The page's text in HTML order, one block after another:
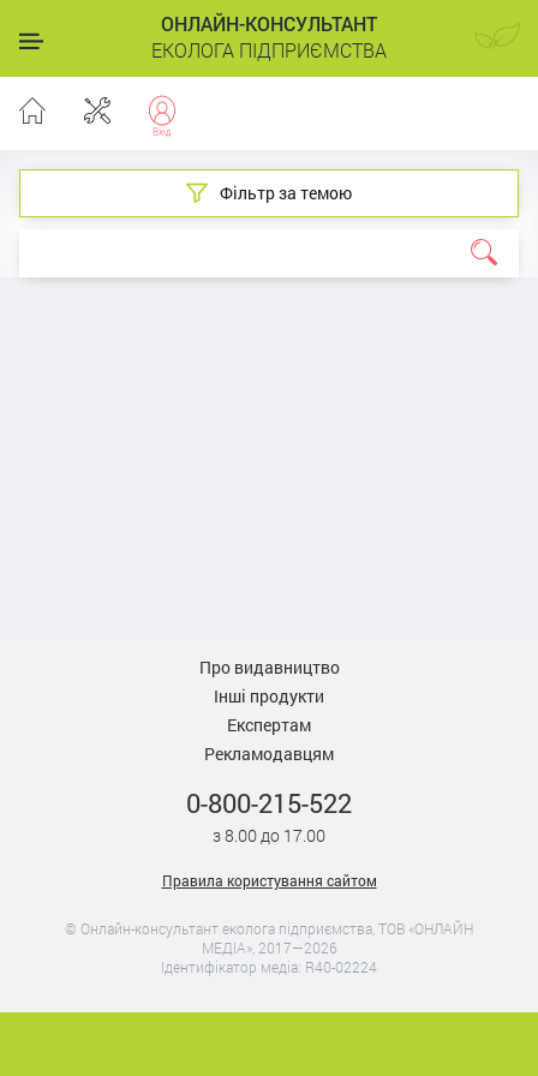
ОНЛАЙН-КОНСУЛЬТАНТ
ЕКОЛОГА ПІДПРИЄМСТВА
Фільтр за темою
Про видавництво
Інші продукти
Експертам
Рекламодавцям
0-800-215-522
з 8.00 до 17.00
Правила користування сайтом
© Онлайн-консультант еколога підприємства, ТОВ «ОНЛАЙН
МЕДІА», 2017—2026
Ідентифікатор медіа: R40-02224